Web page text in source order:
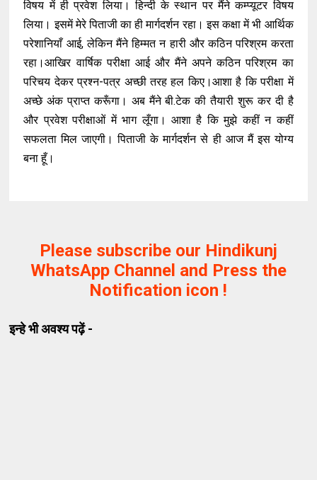
विषय में ही प्रवेश लिया। हिन्दी के स्थान पर मैंने कम्प्यूटर विषय
लिया। इसमें मेरे पिताजी का ही मार्गदर्शन रहा। इस कक्षा में भी आर्थिक
परेशानियाँ आई, लेकिन मैंने हिम्मत न हारी और कठिन परिश्रम करता
रहा।आखिर वार्षिक परीक्षा आई और मैंने अपने कठिन परिश्रम का
परिचय देकर प्रश्न-पत्र अच्छी तरह हल किए।आशा है कि परीक्षा में
अच्छे अंक प्राप्त करूँगा। अब मैंने बी.टेक की तैयारी शुरू कर दी है
और प्रवेश परीक्षाओं में भाग लूँगा। आशा है कि मुझे कहीं न कहीं
सफलता मिल जाएगी। पिताजी के मार्गदर्शन से ही आज मैं इस योग्य
बना हूँ।
Please subscribe our Hindikunj
WhatsApp Channel and Press the
Notification icon !
इन्हे भी अवश्य पढ़ें -